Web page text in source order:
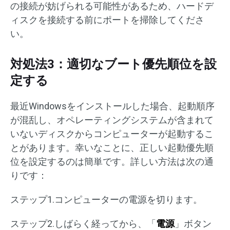
の接続が妨げられる可能性があるため、ハードデ
ィスクを接続する前にポートを掃除してくださ
い。
対処法3：適切なブート優先順位を設
定する
最近Windowsをインストールした場合、起動順序
が混乱し、オペレーティングシステムが含まれて
いないディスクからコンピューターが起動するこ
とがあります。幸いなことに、正しい起動優先順
位を設定するのは簡単です。詳しい方法は次の通
りです：
ステップ1.コンピューターの電源を切ります。
ステップ2.しばらく経ってから、「 電源 」ボタン